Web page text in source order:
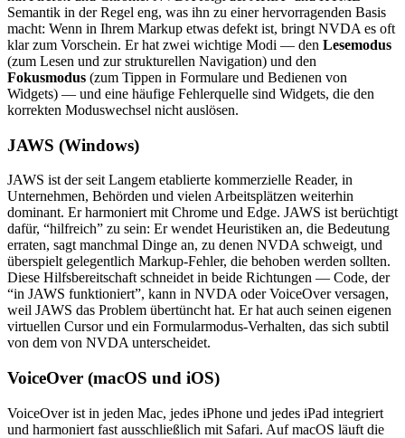
Semantik in der Regel eng, was ihn zu einer hervorragenden Basis
macht: Wenn in Ihrem Markup etwas defekt ist, bringt NVDA es oft
klar zum Vorschein. Er hat zwei wichtige Modi — den Lesemodus
(zum Lesen und zur strukturellen Navigation) und den
Fokusmodus (zum Tippen in Formulare und Bedienen von
Widgets) — und eine häufige Fehlerquelle sind Widgets, die den
korrekten Moduswechsel nicht auslösen.
JAWS (Windows)
JAWS ist der seit Langem etablierte kommerzielle Reader, in
Unternehmen, Behörden und vielen Arbeitsplätzen weiterhin
dominant. Er harmoniert mit Chrome und Edge. JAWS ist berüchtigt
dafür, “hilfreich” zu sein: Er wendet Heuristiken an, die Bedeutung
erraten, sagt manchmal Dinge an, zu denen NVDA schweigt, und
überspielt gelegentlich Markup-Fehler, die behoben werden sollten.
Diese Hilfsbereitschaft schneidet in beide Richtungen — Code, der
“in JAWS funktioniert”, kann in NVDA oder VoiceOver versagen,
weil JAWS das Problem übertüncht hat. Er hat auch seinen eigenen
virtuellen Cursor und ein Formularmodus-Verhalten, das sich subtil
von dem von NVDA unterscheidet.
VoiceOver (macOS und iOS)
VoiceOver ist in jeden Mac, jedes iPhone und jedes iPad integriert
und harmoniert fast ausschließlich mit Safari. Auf macOS läuft die